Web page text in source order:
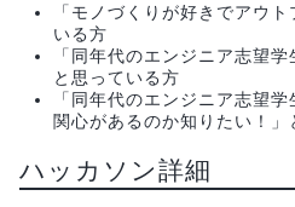
「モノづくりが好きでアウ
いる方
「同年代のエンジニア志望
と思っている方
「同年代のエンジニア志望
関心があるのか知りたい！」
ハッカソン詳細